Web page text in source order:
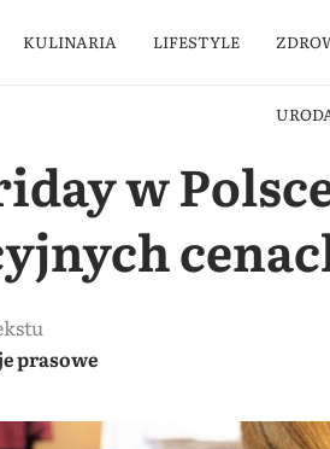
KULINARIA LIFESTYLE
w
prasowe